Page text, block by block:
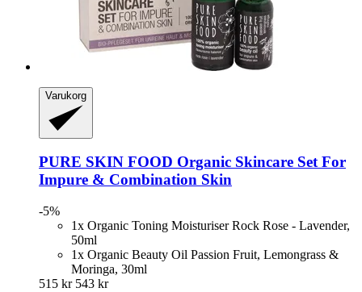
Varukorg
PURE SKIN FOOD Organic Skincare Set For
Impure & Combination Skin
-5%
1x Organic Toning Moisturiser Rock Rose - Lavender,
50ml
1x Organic Beauty Oil Passion Fruit, Lemongrass &
Moringa, 30ml
515 kr 543 kr